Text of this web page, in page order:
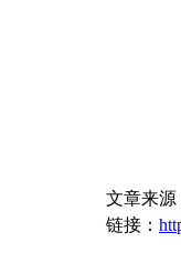
文章来源
链接：